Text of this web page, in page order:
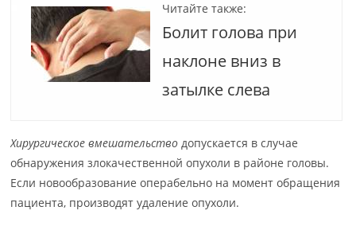
Читайте также:
Болит голова при
наклоне вниз в
затылке слева
Хирургическое вмешательство допускается в случае
обнаружения злокачественной опухоли в районе головы.
Если новообразование операбельно на момент обращения
пациента, производят удаление опухоли.